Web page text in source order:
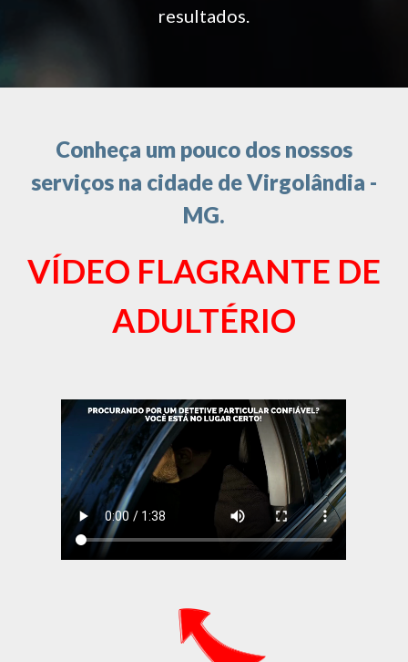
resultados.
Conheça um pouco dos nossos
serviços na cidade de Virgolândia -
MG.
VÍDEO FLAGRANTE DE
ADULTÉRIO